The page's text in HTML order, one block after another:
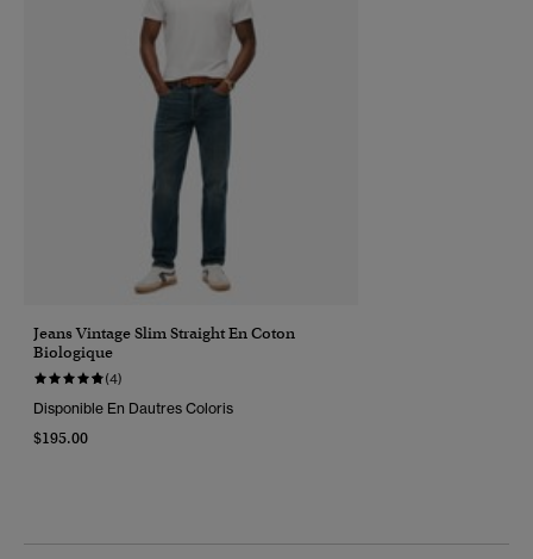
Jeans Vintage Slim Straight En Coton
Biologique
(4)
Disponible En Dautres Coloris
$195.00